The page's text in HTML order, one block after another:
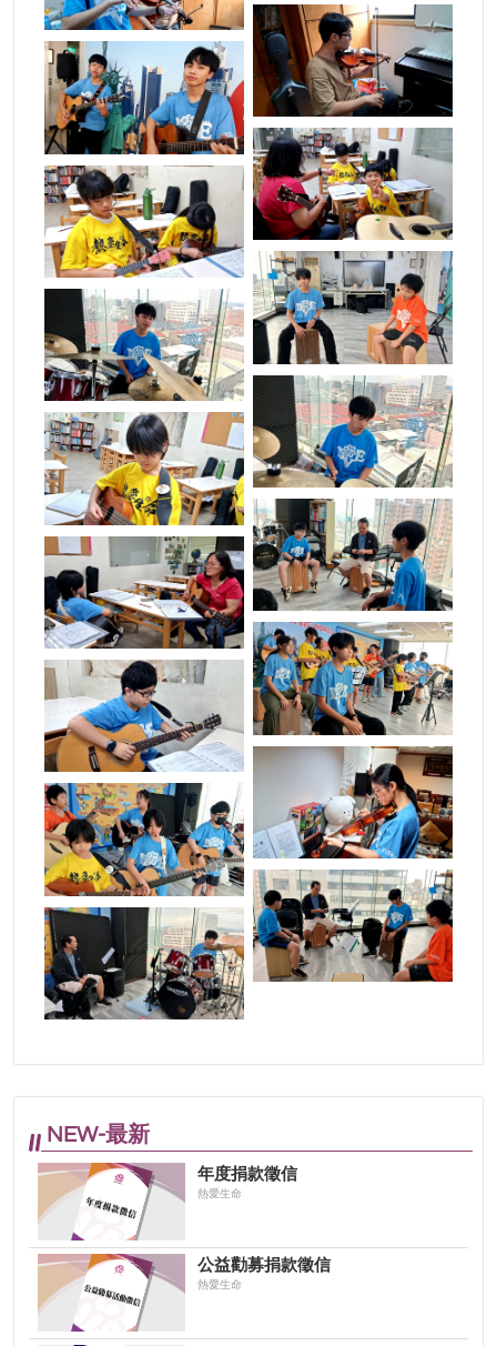
NEW-最新
年度捐款徵信
熱愛生命
公益勸募捐款徵信
熱愛生命